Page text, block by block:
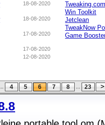
18-08-2020
18-08-2020
17-08-2020
17-08-2020
12-08-2020
Win Toolkit
Jetclean
TweakNow
Game
... 4 5 6 7 8 ... 23